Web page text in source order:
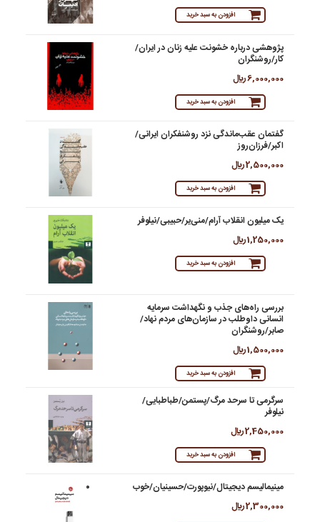
افزودن به سبد خرید
پژوهشی درباره خشونت علیه زنان در ایران/
کار/روشنگران
6,000,000 ريال
افزودن به سبد خرید
گفتمان عقب‌ماندگی نزد روشنفکران ایرانی/
اکبر/فرزان‌روز
2,500,000 ريال
افزودن به سبد خرید
یک میلیون انقلاب آرام/منی‌یر/حبیبی/نیلوفر
1,250,000 ريال
افزودن به سبد خرید
بررسی راه‌های جذب و نگهداشت سرمایه
انسانی داوطلب در سازمان‌های مردم نهاد/
صابر/روشنگران
1,500,000 ريال
افزودن به سبد خرید
سرگرمی تا سرحد مرگ/پستمن/طباطبایی/
نیلوفر
2,450,000 ريال
افزودن به سبد خرید
مینیمالیسم دیجیتال/نیوپورت/حسینیان/خوب
2,300,000 ريال